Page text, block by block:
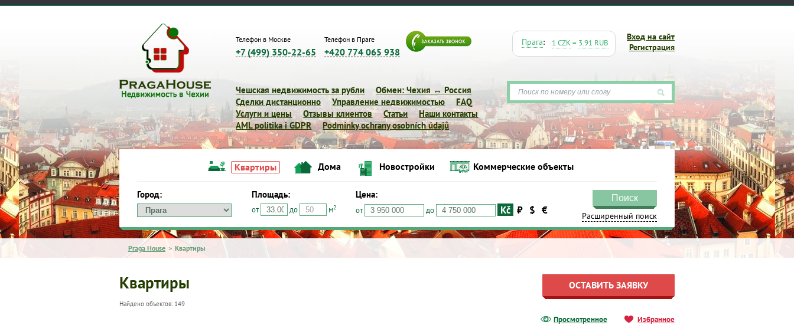
Телефон в Москве
+7 (499) 350-22-65
Телефон в Праге
+420 774 065 938
Вход на сайт
Регистрация
Прага: 1 CZK= 3.91 RUB
Чешская недвижимость за рубли
Обмен: Чехия ↔ Россия
Сделки дистанционно
Управление недвижимостью
FAQ
Услуги и цены
Отзывы клиентов Статьи
Наши контакты
AML politika i GDPR
Podmínky ochrany osobních údajů
Квартиры Дома Новостройки Коммерческие объекты
Город: Площадь: Цена: Поиск
Квартиры Дома Новостройки Коммерческие объекты
Город: Площадь:
от до м2
Цена:
от до Kč ₽ $ €
Поиск
Расширенный поиск
Praga House > Квартиры
ОСТАВИТЬ ЗАЯВКУ
Квартиры
Найдено объектов: 149
Просмотренное Избранное